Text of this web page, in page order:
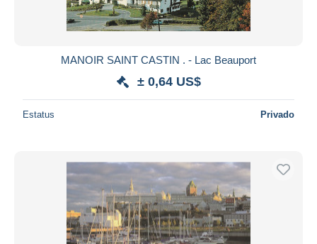
MANOIR SAINT CASTIN . - Lac Beauport
± 0,64 US$
Estatus Privado